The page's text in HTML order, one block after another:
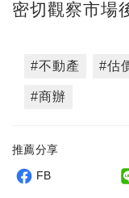
密切觀察市場
#不動產 #估
#商辦
推薦分享
FB